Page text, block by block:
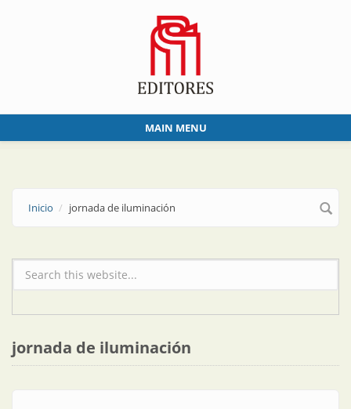
MAIN MENU
Inicio jornada de iluminación
Formulario de búsqueda
jornada de iluminación